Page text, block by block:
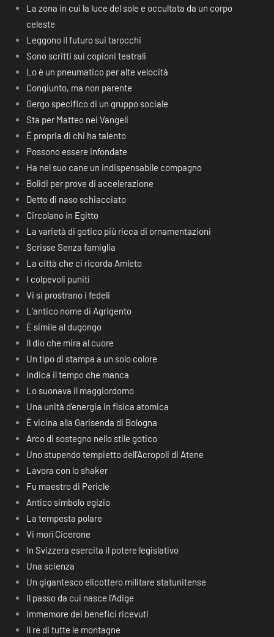
La zona in cui la luce del sole e occultata da un corpo
celeste
Leggono il futuro sui tarocchi
Sono scritti sui copioni teatrali
Lo è un pneumatico per alte velocità
Congiunto, ma non parente
Gergo specifico di un gruppo sociale
Sta per Matteo nei Vangeli
É propria di chi ha talento
Possono essere infondate
Ha nel suo cane un indispensabile compagno
Bolidi per prove di accelerazione
Detto di naso schiacciato
Circolano in Egitto
La varietà di gotico più ricca di ornamentazioni
Scrisse Senza famiglia
La città che ci ricorda Amleto
I colpevoli puniti
Vi si prostrano i fedeli
L’antico nome di Agrigento
È simile al dugongo
Il dio che mira al cuore
Un tipo di stampa a un solo colore
Indica il tempo che manca
Lo suonava il maggiordomo
Una unità d’energia in fisica atomica
È vicina alla Garisenda di Bologna
Arco di sostegno nello stile gotico
Uno stupendo tempietto dell’Acropoli di Atene
Lavora con lo shaker
Fu maestro di Pericle
Antico simbolo egizio
La tempesta polare
Vi morì Cicerone
In Svizzera esercita il potere legislativo
Una scienza
Un gigantesco elicottero militare statunitense
Il passo da cui nasce l’Adige
Immemore dei benefici ricevuti
Il re di tutte le montagne